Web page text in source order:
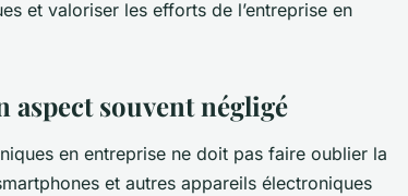
et valoriser les efforts de l’entreprise en
aspect souvent négligé
en entreprise ne doit pas faire oublier la
et autres appareils électroniques